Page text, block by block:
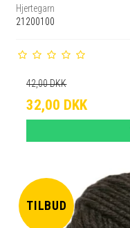
Hjertegarn
21200100
42,00 DKK
32,00 DKK
TILBUD